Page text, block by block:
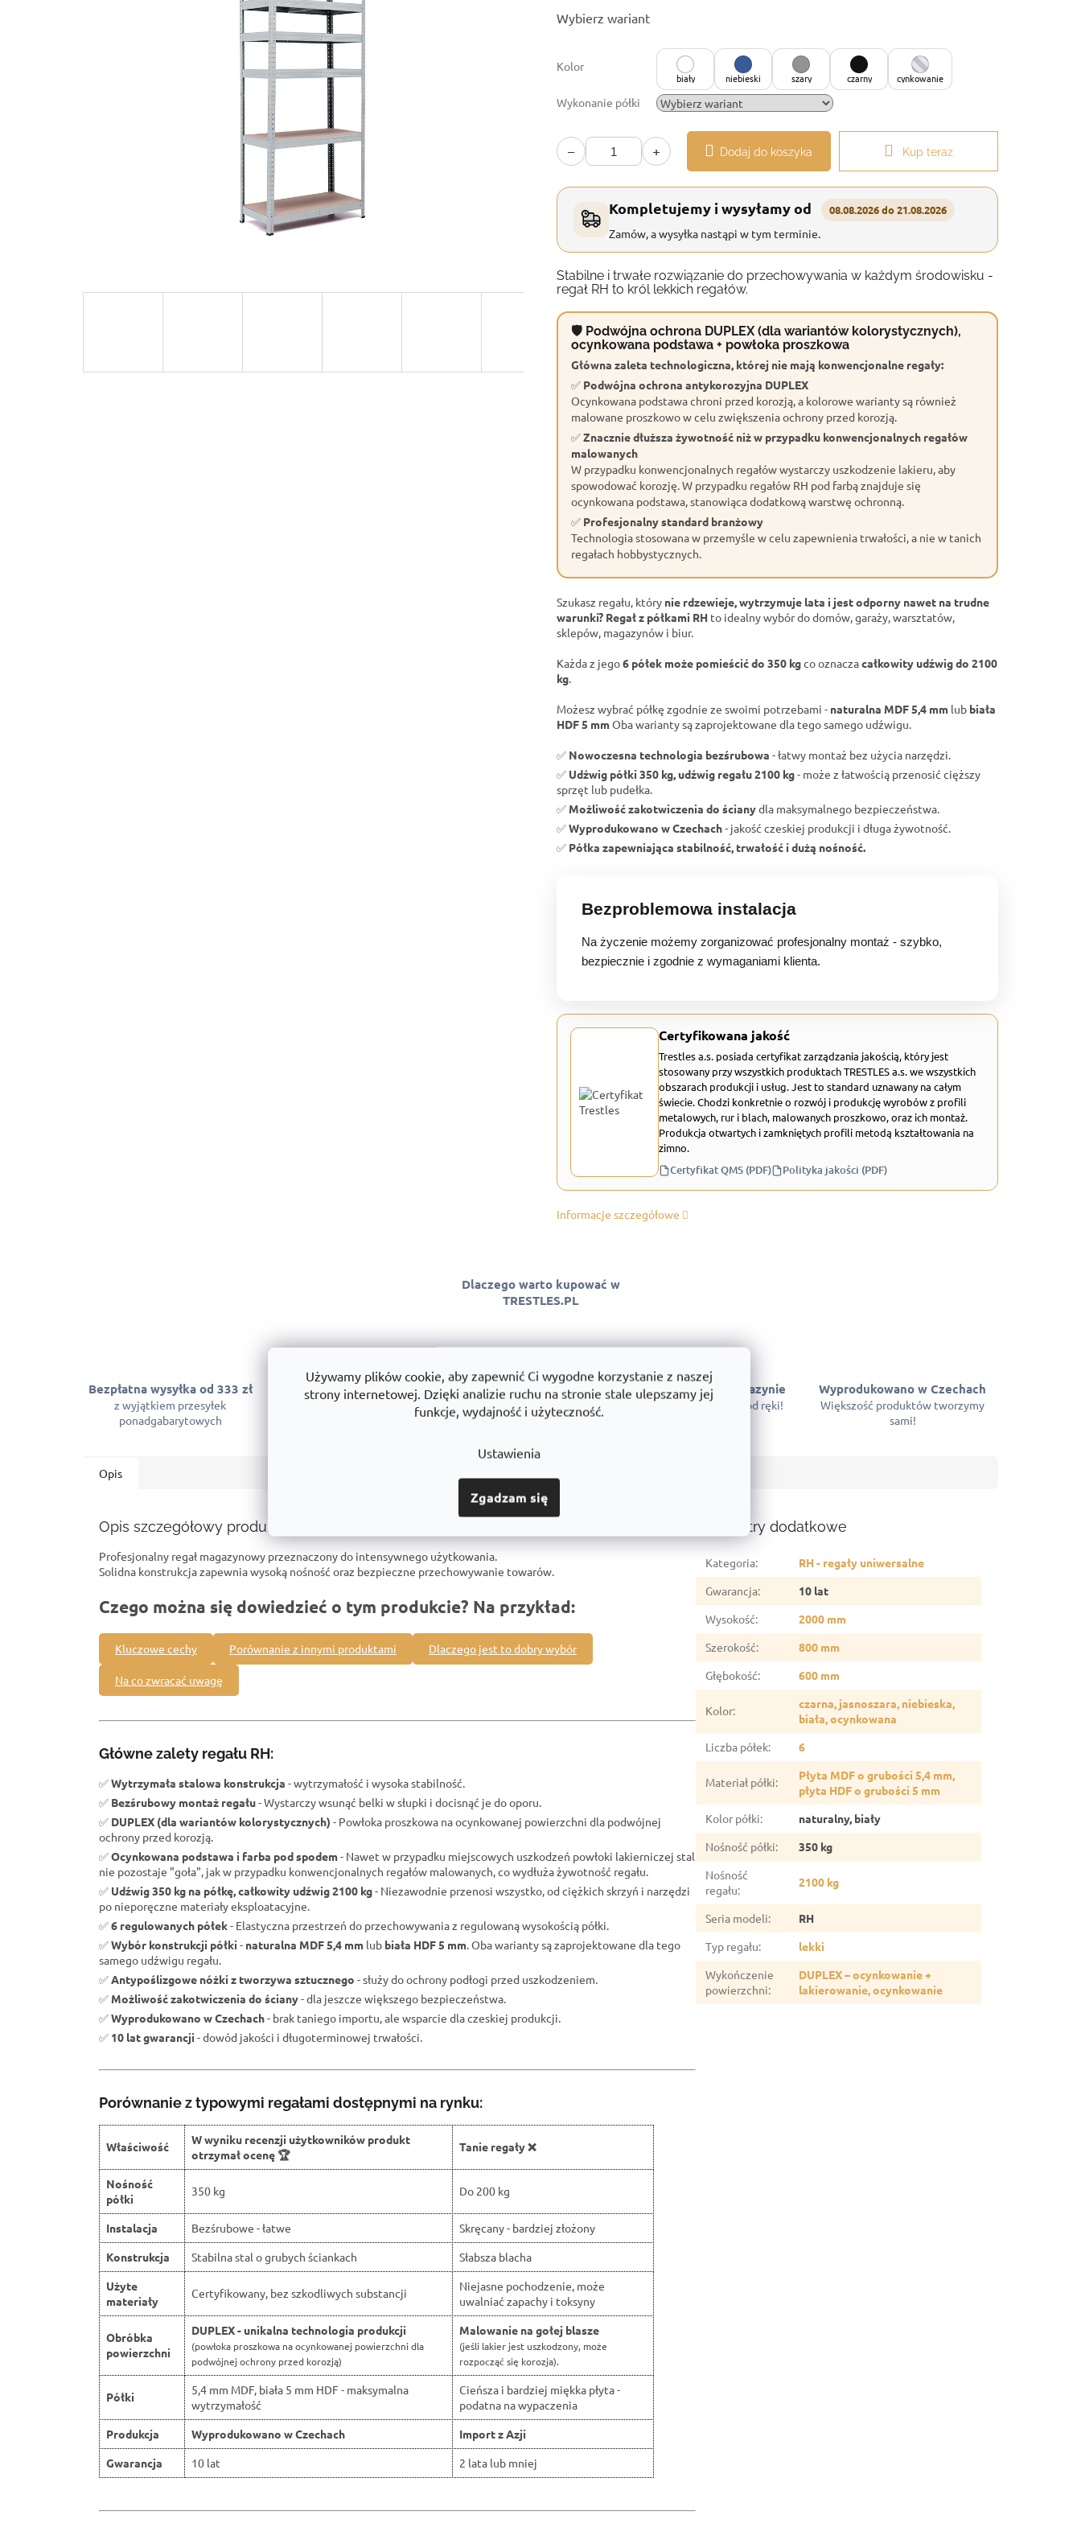
Używamy plików cookie, aby zapewnić Ci wygodne korzystanie z naszej
strony internetowej. Dzięki analizie ruchu na stronie stale ulepszamy jej
funkcje, wydajność i użyteczność.
Ustawienia
Zgadzam się
jednostkowa:
Wybierz wariant
Kolor
biały niebieski szary czarny cynkowanie
Wykonanie półki
− + Dodaj do koszyka Kup teraz
Kompletujemy i wysyłamy od 08.08.2026 do 21.08.2026
Zamów, a wysyłka nastąpi w tym terminie.
Stabilne i trwałe rozwiązanie do przechowywania w każdym środowisku -
regał RH to król lekkich regałów.
🛡 Podwójna ochrona DUPLEX (dla wariantów kolorystycznych),
ocynkowana podstawa + powłoka proszkowa
Główna zaleta technologiczna, której nie mają konwencjonalne regały:
✅ Podwójna ochrona antykorozyjna DUPLEX
Ocynkowana podstawa chroni przed korozją, a kolorowe warianty są również
malowane proszkowo w celu zwiększenia ochrony przed korozją.
✅Znacznie dłuższa żywotność niż w przypadku konwencjonalnych regałów
malowanych
W przypadku konwencjonalnych regałów wystarczy uszkodzenie lakieru, aby
spowodować korozję. W przypadku regałów RH pod farbą znajduje się
ocynkowana podstawa, stanowiąca dodatkową warstwę ochronną.
✅ Profesjonalny standard branżowy
Technologia stosowana w przemyśle w celu zapewnienia trwałości, a nie w tanich
regałach hobbystycznych.
Szukasz regału, który nie rdzewieje, wytrzymuje lata i jest odporny nawet na trudne
warunki? Regał z półkami RH to idealny wybór do domów, garaży, warsztatów,
sklepów, magazynów i biur.
Każda z jego6 półek może pomieścić do 350 kgco oznaczacałkowity udźwig do 2100
kg.
Możesz wybrać półkę zgodnie ze swoimi potrzebami - naturalna MDF 5,4 mm lub biała
HDF 5 mmOba warianty są zaprojektowane dla tego samego udźwigu.
✅ Nowoczesna technologia bezśrubowa - łatwy montaż bez użycia narzędzi.
✅ Udźwig półki 350 kg, udźwig regału 2100 kg- może z łatwością przenosić cięższy
sprzęt lub pudełka.
✅ Możliwość zakotwiczenia do ścianydla maksymalnego bezpieczeństwa.
✅Wyprodukowano w Czechach- jakość czeskiej produkcji i długa żywotność.
✅ Półka zapewniająca stabilność, trwałość i dużą nośność.
Bezproblemowa instalacja
Na życzenie możemy zorganizować profesjonalny montaż - szybko,
bezpiecznie i zgodnie z wymaganiami klienta.
Certyfikowana jakość
Trestles a.s. posiada certyfikat zarządzania jakością, który jest
stosowany przy wszystkich produktach TRESTLES a.s. we wszystkich
obszarach produkcji i usług. Jest to standard uznawany na całym
świecie. Chodzi konkretnie o rozwój i produkcję wyrobów z profili
metalowych, rur i blach, malowanych proszkowo, oraz ich montaż.
Produkcja otwartych i zamkniętych profili metodą kształtowania na
zimno.
Certyfikat QMS (PDF) Polityka jakości (PDF)
Informacje szczegółowe
Dlaczego warto kupować w
TRESTLES.PL
Bezpłatna wysyłka od 333 zł
z wyjątkiem przesyłek
ponadgabarytowych
Gwarancja jakości
Możemy zagwarantować jakość
Montaż
Montujemy regały w całej Polsce.
Wszystko w magazynie
Towary dostępne od ręki!
Wyprodukowano w Czechach
Większość produktów tworzymy
sami!
Opis
Opis szczegółowy produktu
Profesjonalny regał magazynowy przeznaczony do intensywnego użytkowania.
Solidna konstrukcja zapewnia wysoką nośność oraz bezpieczne przechowywanie towarów.
Czego można się dowiedzieć o tym produkcie? Na przykład:
Kluczowe cechy Porównanie z innymi produktami Dlaczego jest to dobry wybór
Na co zwracać uwagę
Główne zalety regału RH:
✅Wytrzymała stalowa konstrukcja - wytrzymałość i wysoka stabilność.
✅ Bezśrubowy montaż regału- Wystarczy wsunąć belki w słupki i docisnąć je do oporu.
✅ DUPLEX (dla wariantów kolorystycznych) - Powłoka proszkowa na ocynkowanej powierzchni dla podwójnej
ochrony przed korozją.
✅Ocynkowana podstawa i farba pod spodem- Nawet w przypadku miejscowych uszkodzeń powłoki lakierniczej stal
nie pozostaje "goła", jak w przypadku konwencjonalnych regałów malowanych, co wydłuża żywotność regału.
✅ Udźwig 350 kg na półkę, całkowity udźwig 2100 kg- Niezawodnie przenosi wszystko, od ciężkich skrzyń i narzędzi
po nieporęczne materiały eksploatacyjne.
✅6 regulowanych półek- Elastyczna przestrzeń do przechowywania z regulowaną wysokością półki.
✅Wybór konstrukcji półki - naturalna MDF 5,4 mm lub biała HDF 5 mm. Oba warianty są zaprojektowane dla tego
samego udźwigu regału.
✅Antypoślizgowe nóżki z tworzywa sztucznego - służy do ochrony podłogi przed uszkodzeniem.
✅ Możliwość zakotwiczenia do ściany- dla jeszcze większego bezpieczeństwa.
✅Wyprodukowano w Czechach- brak taniego importu, ale wsparcie dla czeskiej produkcji.
✅ 10 lat gwarancji - dowód jakości i długoterminowej trwałości.
Porównanie z typowymi regałami dostępnymi na rynku:
Właściwość
W wyniku recenzji użytkowników produkt
otrzymał ocenę 🏆
Tanie regały ❌
Nośność
półki
350 kg Do 200 kg
Instalacja Bezśrubowe - łatwe
Skręcany - bardziej złożony
Konstrukcja
Stabilna stal o grubych ściankach
Słabsza blacha
Użyte
materiały
Certyfikowany, bez szkodliwych substancji
Niejasne pochodzenie, może
uwalniać zapachy i toksyny
Obróbka
powierzchni
DUPLEX - unikalna technologia produkcji
(powłoka proszkowa na ocynkowanej powierzchni dla
podwójnej ochrony przed korozją)
Malowanie na gołej blasze
(jeśli lakier jest uszkodzony, może
rozpocząć się korozja).
Półki
5,4 mm MDF, biała 5 mm HDF - maksymalna
wytrzymałość
Cieńsza i bardziej miękka płyta -
podatna na wypaczenia
Produkcja
Wyprodukowano w Czechach
Import z Azji
Gwarancja
10 lat 2 lata lub mniej
Parametry dodatkowe
Kategoria:
RH - regały uniwersalne
Gwarancja:
10 lat
Wysokość:
2000 mm
Szerokość:
800 mm
Głębokość: 600 mm
Kolor:
czarna, jasnoszara, niebieska,
biała, ocynkowana
Liczba półek: 6
Materiał półki:
Płyta MDF o grubości 5,4 mm,
płyta HDF o grubości 5 mm
Kolor półki:
naturalny, biały
Nośność półki:
350 kg
Nośność
regału:
2100 kg
Seria modeli:
RH
Typ regału:
lekki
Wykończenie
powierzchni:
DUPLEX – ocynkowanie +
lakierowanie, ocynkowanie